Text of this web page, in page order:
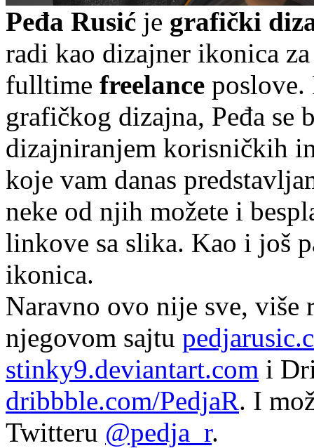
Peđa Rusić je grafički
radi kao dizajner ikonica
fulltime freelance poslove.
grafičkog dizajna, Peđa se
dizajniranjem korisničkih
koje vam danas
neke od njih možete i
linkove sa slika. Kao i još
ikonica.
Naravno ovo nije sve, više
njegovom sajtu
stinky9.deviantart.com i
dribbble.com/PedjaR. I
Twitteru @pedja_r.